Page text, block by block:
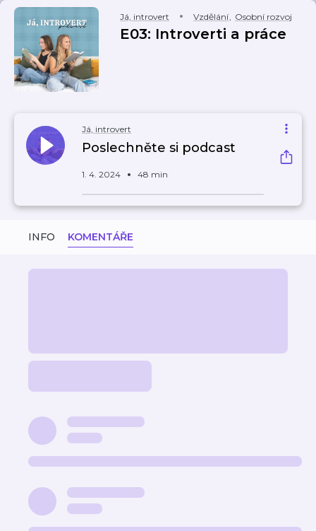
Já, introvert Vzdělání, Osobní rozvoj
E03: Introverti a práce
Já, introvert
Poslechněte si podcast
1. 4. 2024 48 min
INFO KOMENTÁŘE